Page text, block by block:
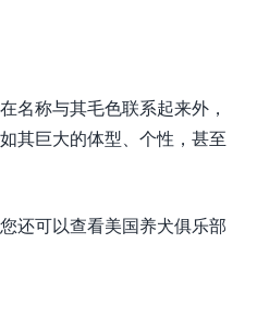
名称与其毛色联系起来外，
其巨大的体型、个性，甚至
还可以查看美国养犬俱乐部